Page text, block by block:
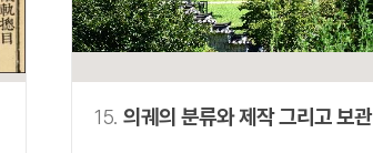
15. 의궤의 분류와 제작 그리고 보관